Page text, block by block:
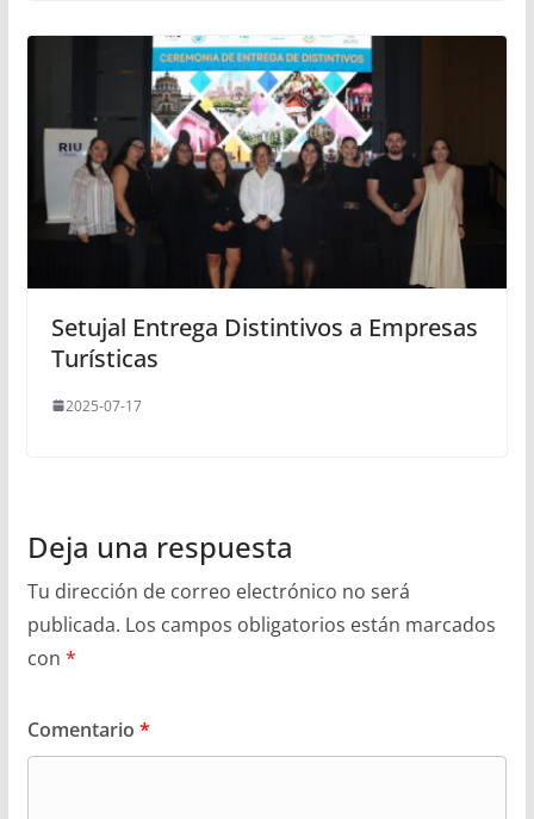
Setujal Entrega Distintivos a Empresas
Turísticas
2025-07-17
Deja una respuesta
Tu dirección de correo electrónico no será
publicada. Los campos obligatorios están marcados
con *
Comentario *